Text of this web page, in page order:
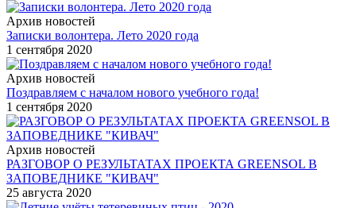
Архив новостей
Записки волонтера. Лето 2020 года
1 сентября 2020
Архив новостей
Поздравляем с началом нового учебного года!
1 сентября 2020
Архив новостей
РАЗГОВОР О РЕЗУЛЬТАТАХ ПРОЕКТА GREENSOL В
ЗАПОВЕДНИКЕ "КИВАЧ"
25 августа 2020